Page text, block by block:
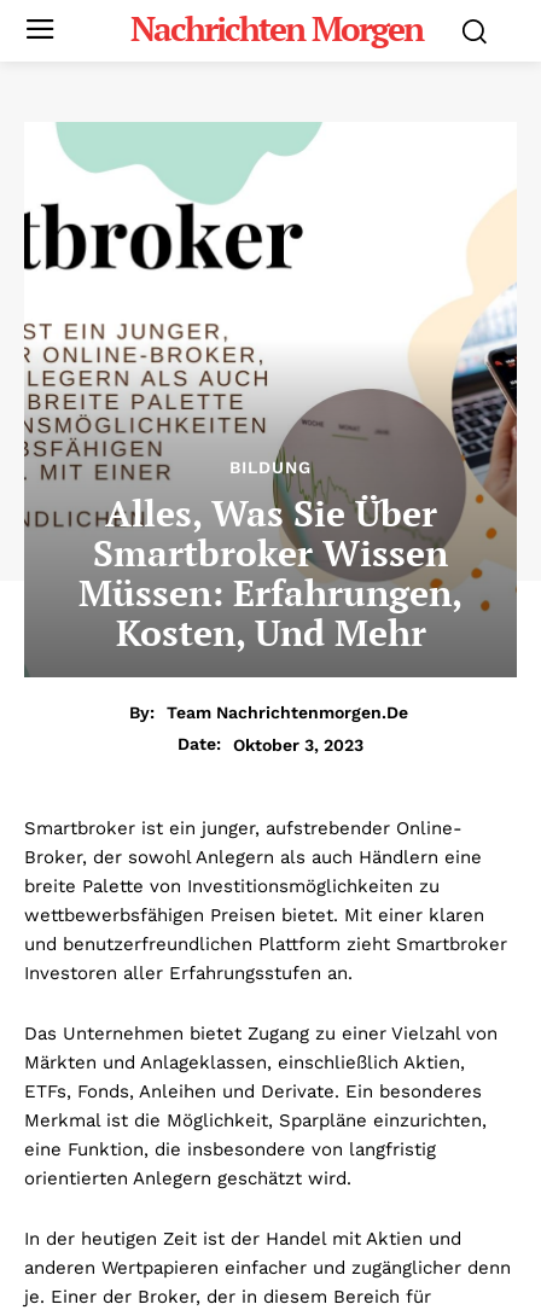
Nachrichten Morgen
BILDUNG
Alles, Was Sie Über
Smartbroker Wissen
Müssen: Erfahrungen,
Kosten, Und Mehr
By:
Team Nachrichtenmorgen.de
Date:
Oktober 3, 2023
Smartbroker ist ein junger, aufstrebender Online-
Broker, der sowohl Anlegern als auch Händlern eine
breite Palette von Investitionsmöglichkeiten zu
wettbewerbsfähigen Preisen bietet. Mit einer klaren
und benutzerfreundlichen Plattform zieht Smartbroker
Investoren aller Erfahrungsstufen an.
Das Unternehmen bietet Zugang zu einer Vielzahl von
Märkten und Anlageklassen, einschließlich Aktien,
ETFs, Fonds, Anleihen und Derivate. Ein besonderes
Merkmal ist die Möglichkeit, Sparpläne einzurichten,
eine Funktion, die insbesondere von langfristig
orientierten Anlegern geschätzt wird.
In der heutigen Zeit ist der Handel mit Aktien und
anderen Wertpapieren einfacher und zugänglicher denn
je. Einer der Broker, der in diesem Bereich für